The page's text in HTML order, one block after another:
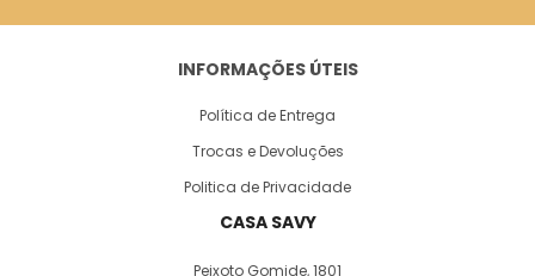
INFORMAÇÕES ÚTEIS
Política de Entrega
Trocas e Devoluções
Politica de Privacidade
CASA SAVY
Peixoto Gomide, 1801